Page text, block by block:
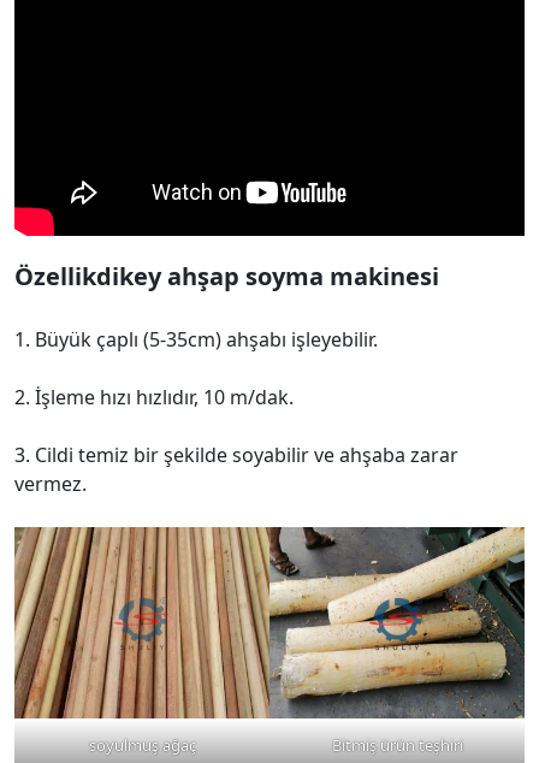
Özellikdikey ahşap soyma makinesi
1. Büyük çaplı (5-35cm) ahşabı işleyebilir.
2. İşleme hızı hızlıdır, 10 m/dak.
3. Cildi temiz bir şekilde soyabilir ve ahşaba zarar
vermez.
soyulmuş ağaç Bitmiş ürün teşhiri